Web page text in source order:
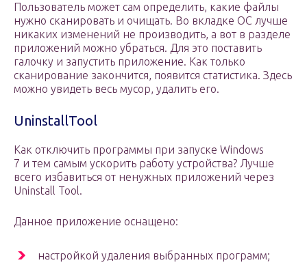
Пользователь может сам определить, какие файлы
нужно сканировать и очищать. Во вкладке ОС лучше
никаких изменений не производить, а вот в разделе
приложений можно убраться. Для это поставить
галочку и запустить приложение. Как только
сканирование закончится, появится статистика. Здесь
можно увидеть весь мусор, удалить его.
UninstallTool
Как отключить программы при запуске Windows
7 и тем самым ускорить работу устройства? Лучше
всего избавиться от ненужных приложений через
Uninstall Tool.
Данное приложение оснащено:
настройкой удаления выбранных программ;